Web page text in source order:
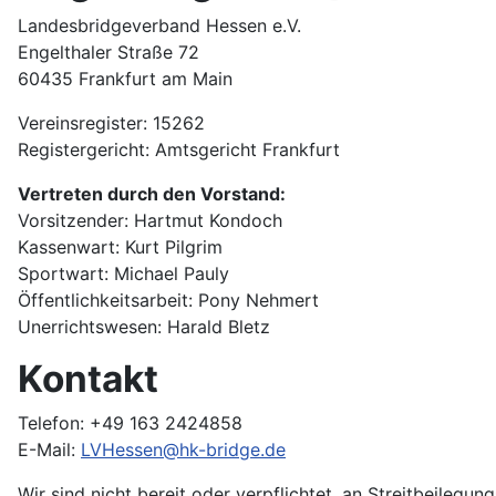
Landesbridgeverband Hessen e.V.
Engelthaler Straße 72
60435 Frankfurt am Main
Vereinsregister: 15262
Registergericht: Amtsgericht Frankfurt
Vertreten durch den Vorstand:
Vorsitzender: Hartmut Kondoch
Kassenwart: Kurt Pilgrim
Sportwart: Michael Pauly
Öffentlichkeitsarbeit: Pony Nehmert
Unerrichtswesen: Harald Bletz
Kontakt
Telefon: +49 163 2424858
E-Mail: LVHessen@hk-bridge.de